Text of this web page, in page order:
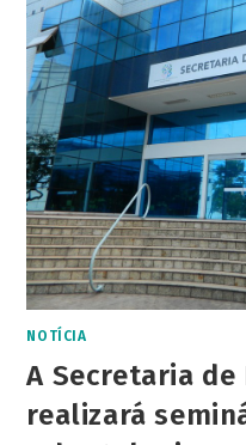
NOTÍCIA
A Secretaria de
realizará